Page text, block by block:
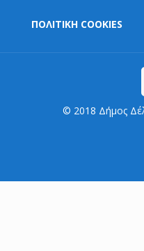
ΠΟΛΙΤΙΚΗ COOKIES
© 2018 Δήμος